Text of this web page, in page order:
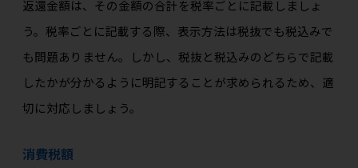
返還金額は、その金額の合計を税率ごとに記載しましょ
う。税率ごとに記載する際、表示方法は税抜でも税込みで
も問題ありません。しかし、税抜と税込みのどちらで記載
したかが分かるように明記することが求められるため、適
切に対応しましょう。
消費税額